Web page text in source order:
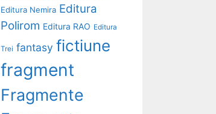
Editura Nemira Editura
Polirom Editura RAO Editura
Trei fantasy fictiune
fragment
Fragmente